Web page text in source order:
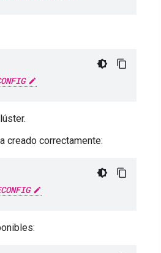
creado correctamente: